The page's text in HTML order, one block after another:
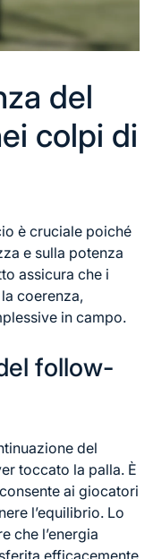
del
colpi di
è cruciale poiché
e sulla potenza
assicura che i
coerenza,
in campo.
follow-
del
toccato la palla. È
ai giocatori
l’equilibrio. Lo
che l’energia